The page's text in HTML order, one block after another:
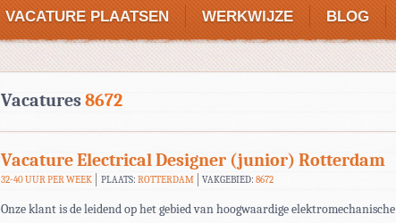
VACATURE PLAATSEN WERKWIJZE BLOG
Vacatures8672
Vacature Electrical Designer (junior) Rotterdam
32-40 UUR PER WEEK PLAATS: ROTTERDAM VAKGEBIED:8672
Onze klant is de leidend op het gebied van hoogwaardige elektromechanische